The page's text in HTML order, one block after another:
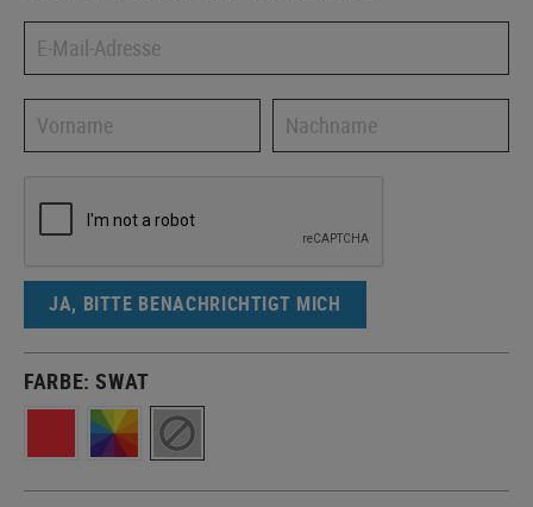
JA, BITTE BENACHRICHTIGT MICH
FARBE:SWAT